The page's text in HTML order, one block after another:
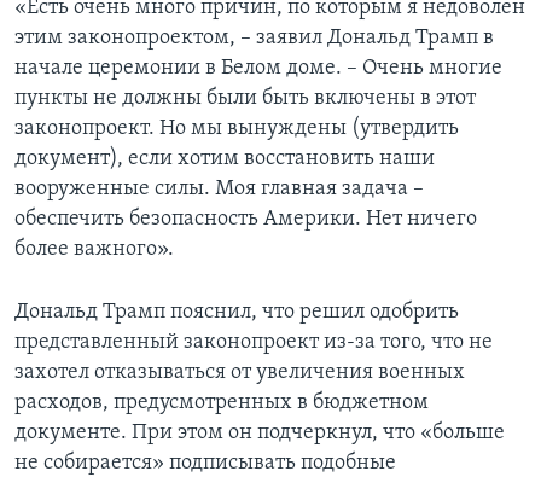
«Есть очень много причин, по которым я недоволен
этим законопроектом, – заявил Дональд Трамп в
начале церемонии в Белом доме. – Очень многие
пункты не должны были быть включены в этот
законопроект. Но мы вынуждены (утвердить
документ), если хотим восстановить наши
вооруженные силы. Моя главная задача –
обеспечить безопасность Америки. Нет ничего
более важного».
Дональд Трамп пояснил, что решил одобрить
представленный законопроект из-за того, что не
захотел отказываться от увеличения военных
расходов, предусмотренных в бюджетном
документе. При этом он подчеркнул, что «больше
не собирается» подписывать подобные